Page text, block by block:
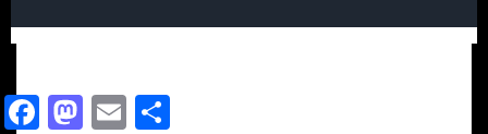
Facebook
Mastodon
Email